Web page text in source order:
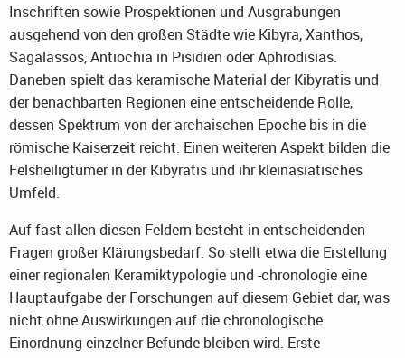
Inschriften sowie Prospektionen und Ausgrabungen
ausgehend von den großen Städte wie Kibyra, Xanthos,
Sagalassos, Antiochia in Pisidien oder Aphrodisias.
Daneben spielt das keramische Material der Kibyratis und
der benachbarten Regionen eine entscheidende Rolle,
dessen Spektrum von der archaischen Epoche bis in die
römische Kaiserzeit reicht. Einen weiteren Aspekt bilden die
Felsheiligtümer in der Kibyratis und ihr kleinasiatisches
Umfeld.
Auf fast allen diesen Feldern besteht in entscheidenden
Fragen großer Klärungsbedarf. So stellt etwa die Erstellung
einer regionalen Keramiktypologie und -chronologie eine
Hauptaufgabe der Forschungen auf diesem Gebiet dar, was
nicht ohne Auswirkungen auf die chronologische
Einordnung einzelner Befunde bleiben wird. Erste